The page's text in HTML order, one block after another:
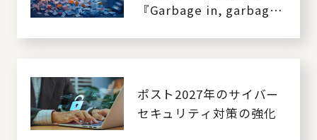
『Garbage in, garbage
ポスト2027年のサイバー
セキュリティ対策の強化